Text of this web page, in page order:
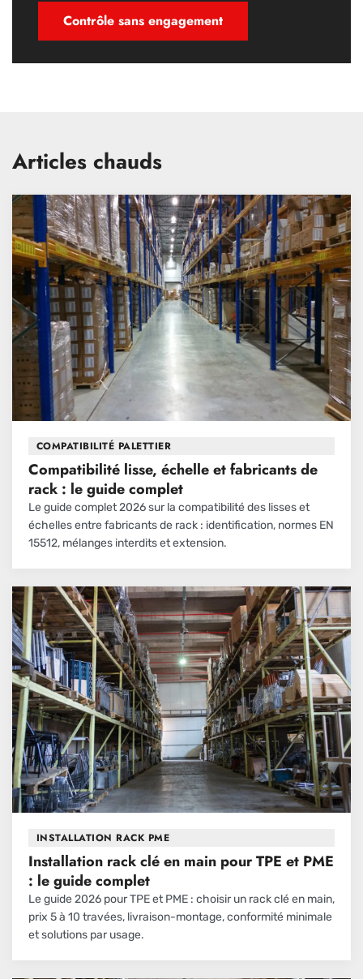
Contrôle sans engagement
Articles chauds
COMPATIBILITÉ PALETTIER
Compatibilité lisse, échelle et fabricants de
rack : le guide complet
Le guide complet 2026 sur la compatibilité des lisses et
échelles entre fabricants de rack : identification, normes EN
15512, mélanges interdits et extension.
INSTALLATION RACK PME
Installation rack clé en main pour TPE et PME
: le guide complet
Le guide 2026 pour TPE et PME : choisir un rack clé en main,
prix 5 à 10 travées, livraison-montage, conformité minimale
et solutions par usage.